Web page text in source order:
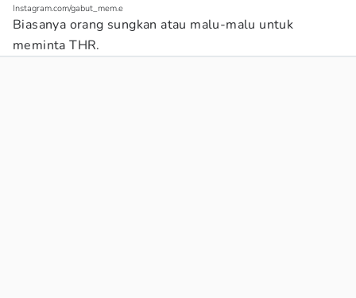
Instagram.com/gabut_mem.e
Biasanya orang sungkan atau malu-malu untuk
meminta THR.